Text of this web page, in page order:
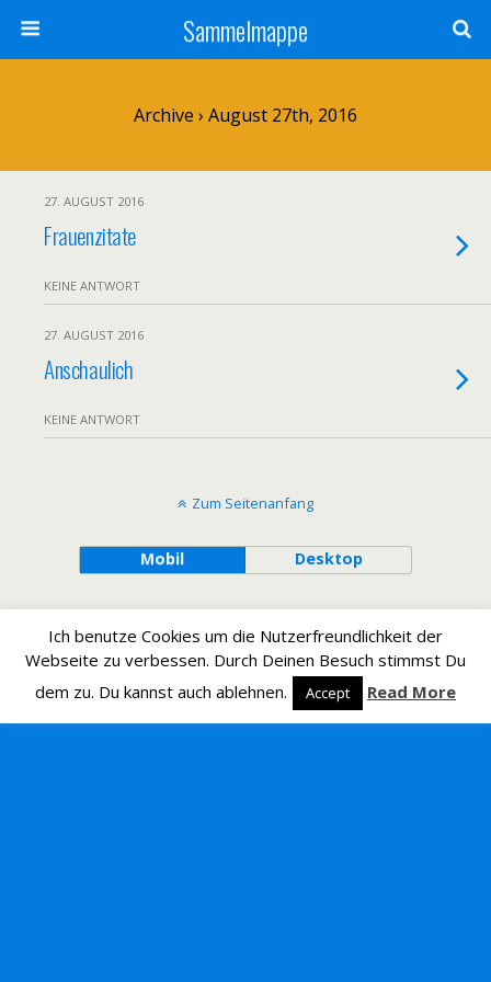
Sammelmappe
Archive › August 27th, 2016
27. AUGUST 2016
Frauenzitate
KEINE ANTWORT
27. AUGUST 2016
Anschaulich
KEINE ANTWORT
Zum Seitenanfang
Mobil Desktop
Ich benutze Cookies um die Nutzerfreundlichkeit der
Webseite zu verbessen. Durch Deinen Besuch stimmst Du
dem zu. Du kannst auch ablehnen.
Accept Read More